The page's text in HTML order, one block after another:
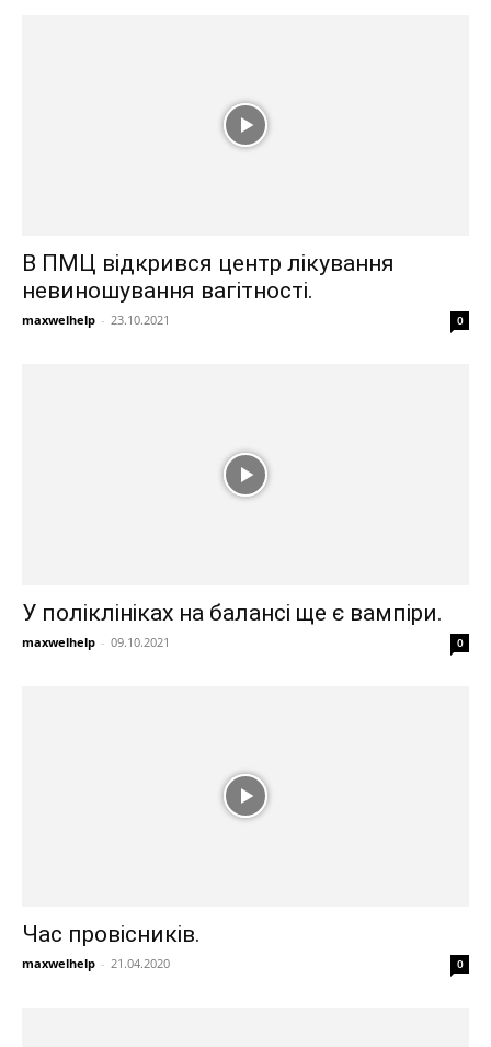
В ПМЦ відкрився центр лікування
невиношування вагітності.
maxwelhelp - 23.10.2021 0
У поліклініках на балансі ще є вампіри.
maxwelhelp - 09.10.2021 0
Час провісників.
maxwelhelp - 21.04.2020 0